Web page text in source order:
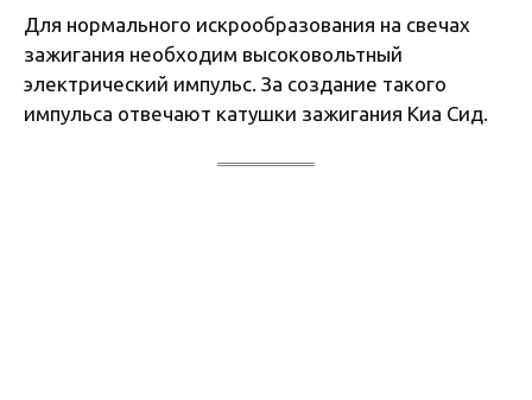
Для нормального искрообразования на свечах
зажигания необходим высоковольтный
электрический импульс. За создание такого
импульса отвечают катушки зажигания Киа Сид.